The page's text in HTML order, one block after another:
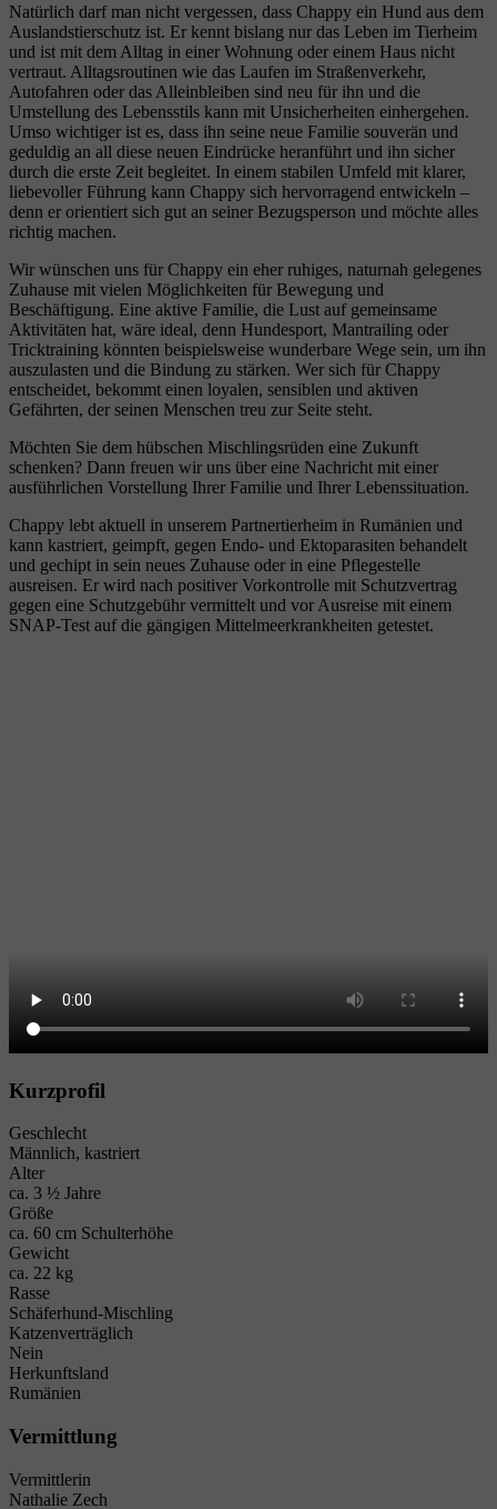
Natürlich darf man nicht vergessen, dass Chappy ein Hund aus dem
Auslandstierschutz ist. Er kennt bislang nur das Leben im Tierheim
und ist mit dem Alltag in einer Wohnung oder einem Haus nicht
vertraut. Alltagsroutinen wie das Laufen im Straßenverkehr,
Autofahren oder das Alleinbleiben sind neu für ihn und die
Umstellung des Lebensstils kann mit Unsicherheiten einhergehen.
Umso wichtiger ist es, dass ihn seine neue Familie souverän und
geduldig an all diese neuen Eindrücke heranführt und ihn sicher
durch die erste Zeit begleitet. In einem stabilen Umfeld mit klarer,
liebevoller Führung kann Chappy sich hervorragend entwickeln –
denn er orientiert sich gut an seiner Bezugsperson und möchte alles
richtig machen.
Wir wünschen uns für Chappy ein eher ruhiges, naturnah gelegenes
Zuhause mit vielen Möglichkeiten für Bewegung und
Beschäftigung. Eine aktive Familie, die Lust auf gemeinsame
Aktivitäten hat, wäre ideal, denn Hundesport, Mantrailing oder
Tricktraining könnten beispielsweise wunderbare Wege sein, um ihn
auszulasten und die Bindung zu stärken. Wer sich für Chappy
entscheidet, bekommt einen loyalen, sensiblen und aktiven
Gefährten, der seinen Menschen treu zur Seite steht.
Möchten Sie dem hübschen Mischlingsrüden eine Zukunft
schenken? Dann freuen wir uns über eine Nachricht mit einer
ausführlichen Vorstellung Ihrer Familie und Ihrer Lebenssituation.
Chappy lebt aktuell in unserem Partnertierheim in Rumänien und
kann kastriert, geimpft, gegen Endo- und Ektoparasiten behandelt
und gechipt in sein neues Zuhause oder in eine Pflegestelle
ausreisen. Er wird nach positiver Vorkontrolle mit Schutzvertrag
gegen eine Schutzgebühr vermittelt und vor Ausreise mit einem
SNAP-Test auf die gängigen Mittelmeerkrankheiten getestet.
Kurzprofil
Geschlecht
Männlich, kastriert
Alter
ca. 3 ½ Jahre
Größe
ca. 60 cm Schulterhöhe
Gewicht
ca. 22 kg
Rasse
Schäferhund-Mischling
Katzenverträglich
Nein
Herkunftsland
Rumänien
Vermittlung
Vermittlerin
Nathalie Zech